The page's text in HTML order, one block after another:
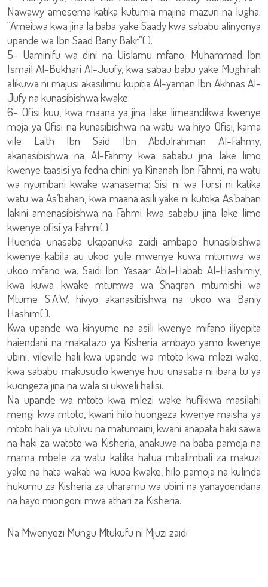
Nawawy amesema katika kutumia majina mazuri na lugha:
“Ameitwa kwa jina la baba yake Saady kwa sababu alinyonya
upande wa Ibn Saad Bany Bakr”( ).
5- Uaminifu wa dini na Uislamu mfano: Muhammad Ibn
Ismail Al-Bukhari Al-Juufy, kwa sabau babu yake Mughirah
alikuwa ni majusi akasilimu kupitia Al-yaman Ibn Akhnas Al-
Jufy na kunasibishwa kwake.
6- Ofisi kuu, kwa maana ya jina lake limeandikwa kwenye
moja ya Ofisi na kunasibishwa na watu wa hiyo Ofisi, kama
vile Laith Ibn Said Ibn Abdulrahman Al-Fahmy,
akanasibishwa na Al-Fahmy kwa sababu jina lake limo
kwenye taasisi ya fedha chini ya Kinanah Ibn Fahmi, na watu
wa nyumbani kwake wanasema: Sisi ni wa Fursi ni katika
watu wa As’bahan, kwa maana asili yake ni kutoka As’bahan
lakini amenasibishwa na Fahmi kwa sababu jina lake limo
kwenye ofisi ya Fahmi( ).
Huenda unasaba ukapanuka zaidi ambapo hunasibishwa
kwenye kabila au ukoo yule mwenye kuwa mtumwa wa
ukoo mfano wa: Saidi Ibn Yasaar Abil-Habab Al-Hashimiy,
kwa kuwa kwake mtumwa wa Shaqran mtumishi wa
Mtume S.A.W. hivyo akanasibishwa na ukoo wa Baniy
Hashim( ).
Kwa upande wa kinyume na asili kwenye mifano iliyopita
haiendani na makatazo ya Kisheria ambayo yamo kwenye
ubini, vilevile hali kwa upande wa mtoto kwa mlezi wake,
kwa sababu makusudio kwenye huu unasaba ni ibara tu ya
kuongeza jina na wala si ukweli halisi.
Na upande wa mtoto kwa mlezi wake hufikiwa masilahi
mengi kwa mtoto, kwani hilo huongeza kwenye maisha ya
mtoto hali ya utulivu na matumaini, kwani anapata haki sawa
na haki za watoto wa Kisheria, anakuwa na baba pamoja na
mama mbele za watu katika hatua mbalimbali za makuzi
yake na hata wakati wa kuoa kwake, hilo pamoja na kulinda
hukumu za Kisheria za uharamu wa ubini na yanayoendana
na hayo miongoni mwa athari za Kisheria.
Na Mwenyezi Mungu Mtukufu ni Mjuzi zaidi